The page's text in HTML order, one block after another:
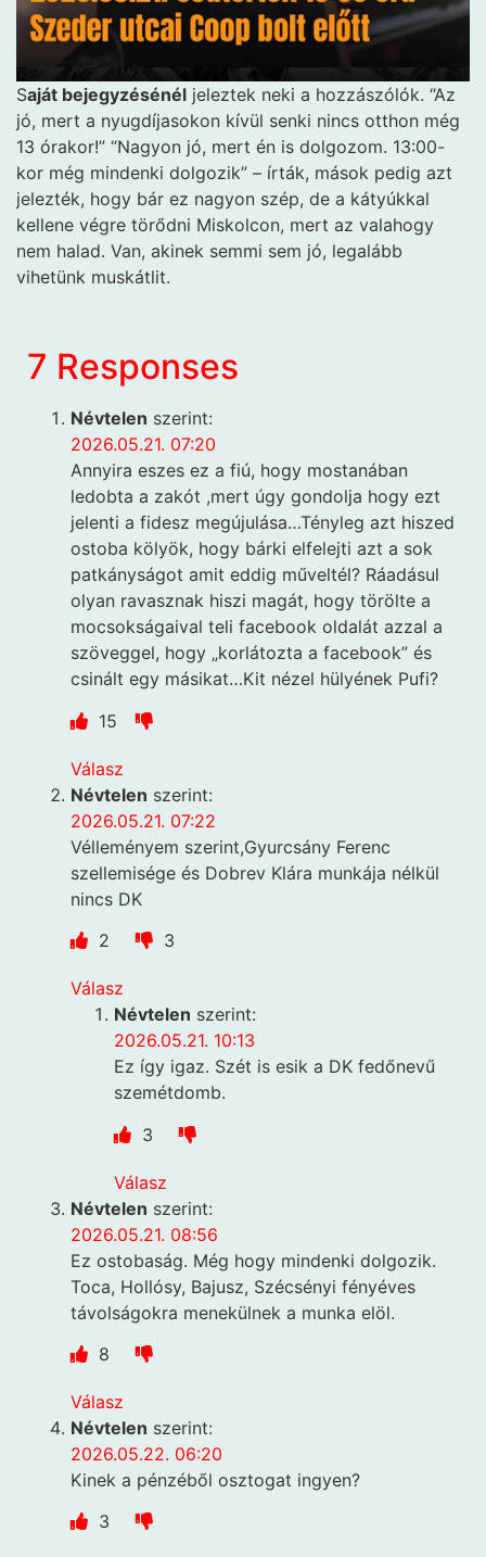
Saját bejegyzésénél jeleztek neki a hozzászólók. “Az
jó, mert a nyugdíjasokon kívül senki nincs otthon még
13 órakor!” “Nagyon jó, mert én is dolgozom. 13:00-
kor még mindenki dolgozik” – írták, mások pedig azt
jelezték, hogy bár ez nagyon szép, de a kátyúkkal
kellene végre törődni Miskolcon, mert az valahogy
nem halad. Van, akinek semmi sem jó, legalább
vihetünk muskátlit.
7 Responses
Névtelen szerint:
2026.05.21. 07:20
Annyira eszes ez a fiú, hogy mostanában
ledobta a zakót ,mert úgy gondolja hogy ezt
jelenti a fidesz megújulása…Tényleg azt hiszed
ostoba kölyök, hogy bárki elfelejti azt a sok
patkányságot amit eddig műveltél? Ráadásul
olyan ravasznak hiszi magát, hogy törölte a
mocsokságaival teli facebook oldalát azzal a
szöveggel, hogy „korlátozta a facebook” és
csinált egy másikat…Kit nézel hülyének Pufi?
15
Válasz
Névtelen szerint:
2026.05.21. 07:22
Vélleményem szerint,Gyurcsány Ferenc
szellemisége és Dobrev Klára munkája nélkül
nincs DK
2
3
Válasz
Névtelen szerint:
2026.05.21. 10:13
Ez így igaz. Szét is esik a DK fedőnevű
szemétdomb.
3
Válasz
Névtelen szerint:
2026.05.21. 08:56
Ez ostobaság. Még hogy mindenki dolgozik.
Toca, Hollósy, Bajusz, Szécsényi fényéves
távolságokra menekülnek a munka elöl.
8
Válasz
Névtelen szerint:
2026.05.22. 06:20
Kinek a pénzéből osztogat ingyen?
3